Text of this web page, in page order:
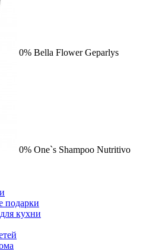
0% Bella Flower Geparlys
0% One`s Shampoo Nutritivo
подарки
кухни